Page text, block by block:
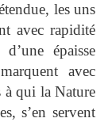
les uns
avec rapidité
épaisse
avec
à qui la Nature
s’en servent